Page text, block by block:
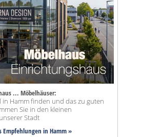
... Möbelhäuser:
Hamm finden und das zu guten
Sie in den kleinen
Stadt
Empfehlungen in Hamm »